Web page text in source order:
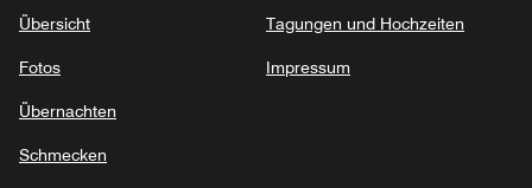
Übersicht
Fotos
Übernachten
Schmecken
Tagungen und Hochzeiten
Impressum